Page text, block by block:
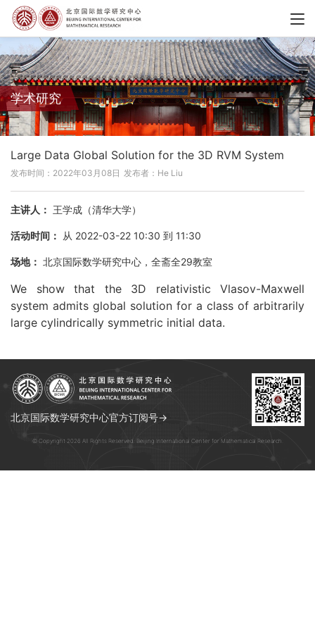
学术研究
Large Data Global Solution for the 3D RVM System
发布时间：2022年03月08日 发布者：He Liu
主讲人： 王学成（清华大学）
活动时间： 从 2022-03-22 10:30 到 11:30
场地： 北京国际数学研究中心，全斋全29教室
We show that the 3D relativistic Vlasov-Maxwell
system admits global solution for a class of arbitrarily
large cylindrically symmetric initial data.
北京国际数学研究中心官方订阅号→
© Copyright 2026 All Rights Reserved. Beijing International Center for Mathematical Research.